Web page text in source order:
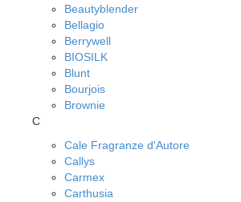
Beautyblender
Bellagio
Berrywell
BIOSILK
Blunt
Bourjois
Brownie
C
Cale Fragranze d'Autore
Callys
Carmex
Carthusia